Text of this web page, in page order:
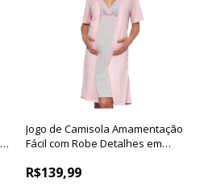
Jogo de Camisola Amamentação
Fácil com Robe Detalhes em
R$139,99